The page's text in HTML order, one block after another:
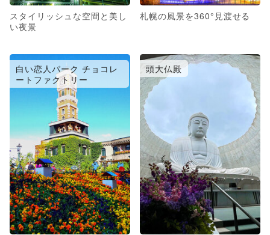
スタイリッシュな空間と美し
い夜景
札幌の風景を360°見渡せる
白い恋人パーク チョコレ
ートファクトリー
頭大仏殿